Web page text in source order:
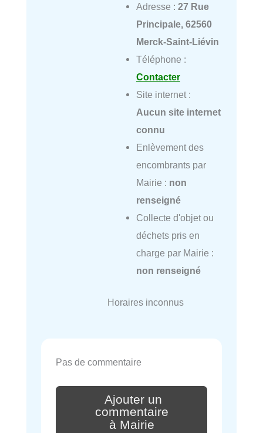
Adresse : 27 Rue
Principale, 62560
Merck-Saint-Liévin
Téléphone :
Contacter
Site internet :
Aucun site internet
connu
Enlèvement des
encombrants par
Mairie : non
renseigné
Collecte d'objet ou
déchets pris en
charge par Mairie :
non renseigné
Horaires inconnus
Pas de commentaire
Ajouter un
commentaire
à Mairie